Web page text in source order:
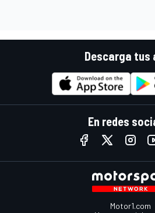
Descarga tus
En redes
Motor1.com